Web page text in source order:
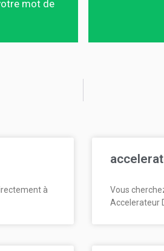
mot de
à
Vous
Accelerateur